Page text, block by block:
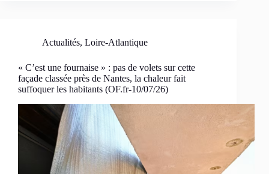
Actualités, Loire-Atlantique
« C’est une fournaise » : pas de volets sur cette
façade classée près de Nantes, la chaleur fait
suffoquer les habitants (OF.fr-10/07/26)